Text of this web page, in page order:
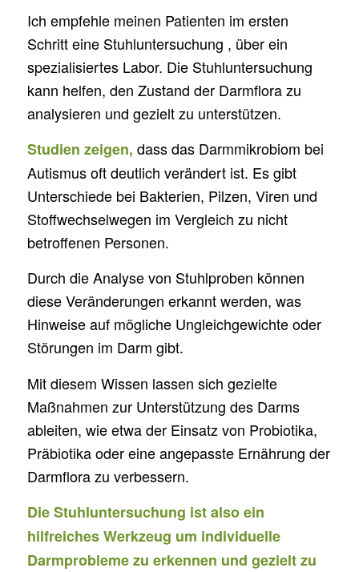
Ich empfehle meinen Patienten im ersten
Schritt eine Stuhluntersuchung , über ein
spezialisiertes Labor. Die Stuhluntersuchung
kann helfen, den Zustand der Darmflora zu
analysieren und gezielt zu unterstützen.
Studien zeigen, dass das Darmmikrobiom bei
Autismus oft deutlich verändert ist. Es gibt
Unterschiede bei Bakterien, Pilzen, Viren und
Stoffwechselwegen im Vergleich zu nicht
betroffenen Personen.
Durch die Analyse von Stuhlproben können
diese Veränderungen erkannt werden, was
Hinweise auf mögliche Ungleichgewichte oder
Störungen im Darm gibt.
Mit diesem Wissen lassen sich gezielte
Maßnahmen zur Unterstützung des Darms
ableiten, wie etwa der Einsatz von Probiotika,
Präbiotika oder eine angepasste Ernährung der
Darmflora zu verbessern.
Die Stuhluntersuchung ist also ein
hilfreiches Werkzeug um individuelle
Darmprobleme zu erkennen und gezielt zu